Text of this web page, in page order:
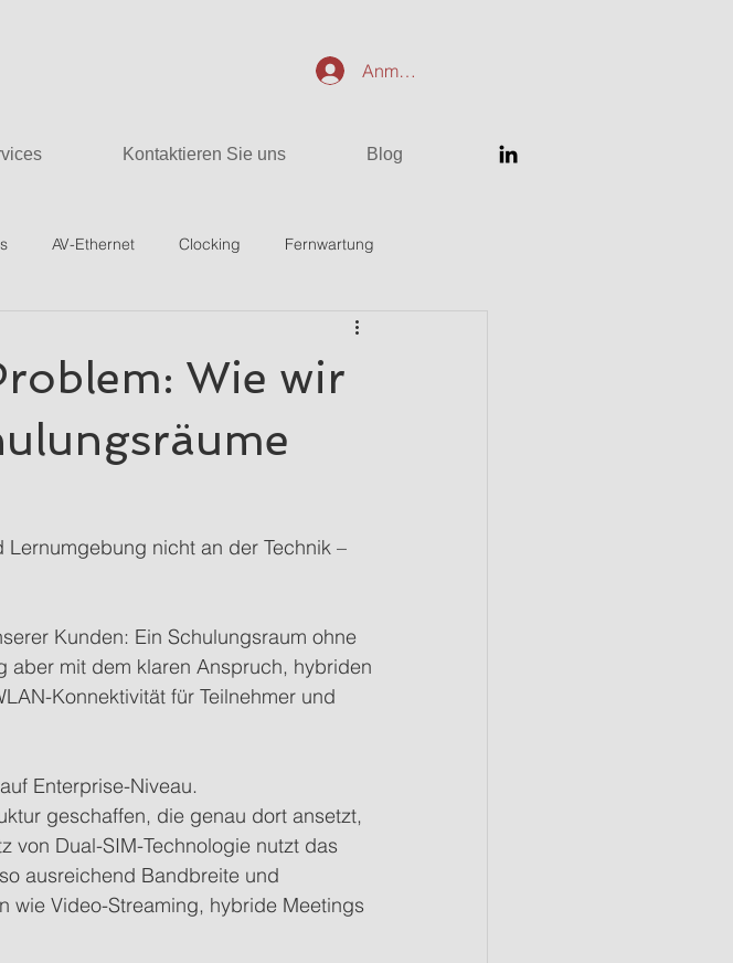
Anmelden
Kontaktieren Sie uns Blog
AV-Ethernet Clocking Fernwartung
Wie wir
nicht an der Technik –
Kunden: Ein Schulungsraum ohne
aber mit dem klaren Anspruch, hybriden
Konnektivität für Teilnehmer und
Enterprise-Niveau.
geschaffen, die genau dort ansetzt,
von Dual-SIM-Technologie nutzt das
ausreichend Bandbreite und
wie Video-Streaming, hybride Meetings